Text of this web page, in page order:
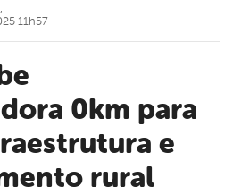
0km para
e
rural
11h57